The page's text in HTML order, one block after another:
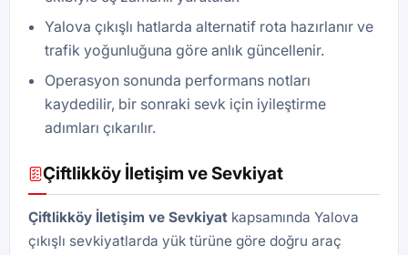
Yalova çıkışlı hatlarda alternatif rota hazırlanır ve
trafik yoğunluğuna göre anlık güncellenir.
Operasyon sonunda performans notları
kaydedilir, bir sonraki sevk için iyileştirme
adımları çıkarılır.
Çiftlikköy İletişim ve Sevkiyat
Çiftlikköy İletişim ve Sevkiyat kapsamında Yalova
çıkışlı sevkiyatlarda yük türüne göre doğru araç